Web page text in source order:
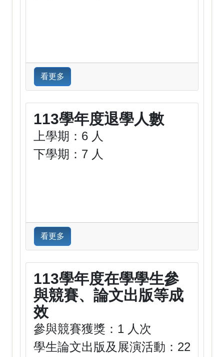
看更多
113學年度退學人數
上學期：6 人
下學期：7 人
看更多
113學年度在學學生參
與競賽、論文出版等成
效
參與競賽獲獎：1 人次
學生論文出版及展演活動：22